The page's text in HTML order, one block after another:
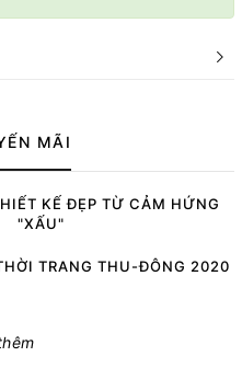
MÃI
KẾ ĐẸP TỪ CẢM HỨNG
"XẤU"
TRANG THU-ĐÔNG 2020